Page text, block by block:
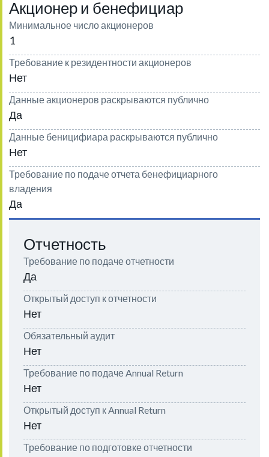
Акционер и бенефициар
Минимальное число акционеров
1
Требование к резидентности акционеров
Нет
Данные акционеров раскрываются публично
Да
Данные беницифиара раскрываются публично
Нет
Требование по подаче отчета бенефициарного
владения
Да
Отчетность
Требование по подаче отчетности
Да
Открытый доступ к отчетности
Нет
Обязательный аудит
Нет
Требование по подаче Annual Return
Нет
Открытый доступ к Annual Return
Нет
Требование по подготовке отчетности